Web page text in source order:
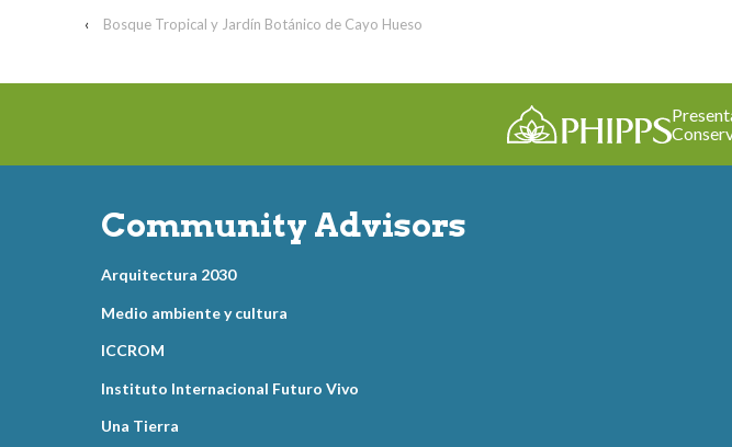
‹ Bosque Tropical y Jardín Botánico de Cayo Hueso
Community Advisors
Arquitectura 2030
Medio ambiente y cultura
ICCROM
Instituto Internacional Futuro Vivo
Una Tierra